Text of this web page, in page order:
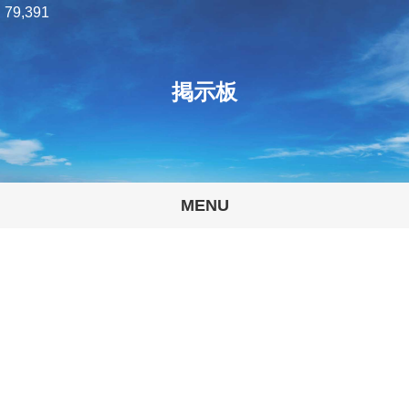
掲示板
MENU
79,391